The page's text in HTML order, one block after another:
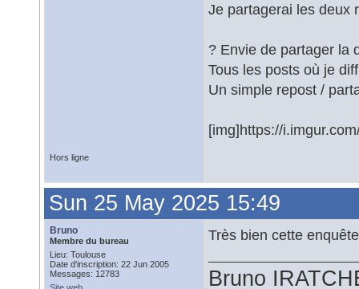
Je partagerai les deux
? Envie de partager la
Tous les posts où je
Un simple repost /
[img]https://
Hors ligne
Sun 25 May 2025 15:49
Bruno
Membre du bureau
Lieu: Toulouse
Date d'inscription: 22 Jun 2005
Messages: 12783
Très bien cette
Bruno